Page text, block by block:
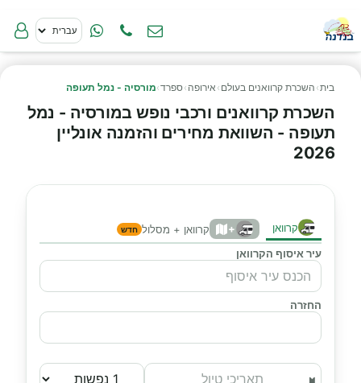
בית› השכרת קרוואנים בעולם › אירופה ›ספרד›מורסיה - נמל תעופה
השכרת קרוואנים ורכבי נופש במורסיה - נמל
תעופה - השוואת מחירים והזמנה אונליין
2026
קרוואן + קרוואן + מסלול חדש
עיר איסוף הקרוואן
החזרה